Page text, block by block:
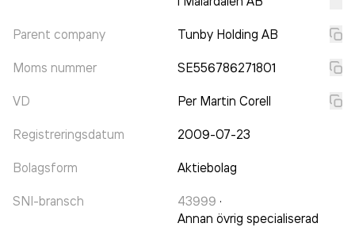
Parent company Tunby Holding AB
Moms nummer SE556786271801
VD Per Martin Corell
Registreringsdatum 2009-07-23
Bolagsform Aktiebolag
SNI-bransch 43999 ·
Annan övrig specialiserad